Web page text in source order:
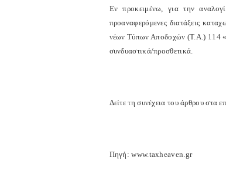
Εν προκειμένω, για την
προαναφερόμενες διατάξεις
νέων Τύπων Αποδοχών (Τ.Α.) 114
συνδυαστικά/προσθετικά.
Δείτε τη συνέχεια του άρθρου στα
Πηγή: www.taxheaven.gr